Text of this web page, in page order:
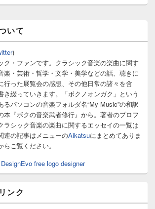
いて
)
ク・ファンです。クラシック音楽の楽曲に関す
楽・芸術・哲学・文学・美学などの話、聴きに
行った展覧会の感想、その他日常の諸々を含
き綴っていきます。「ボクノオンガク」という
るパソコンの音楽フォルダ名“My Music”の和訳
本『ボクの音楽武者修行』から。著者のプロフ
ラシック音楽の楽曲に関するエッセイの一覧は
連の記事はメニューのAikatsuにまとめてありま
ご覧ください。
DesignEvo free logo designer
ンク